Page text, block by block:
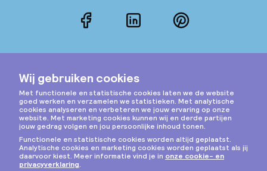
FacebookLinkedInPinterest
Instagram